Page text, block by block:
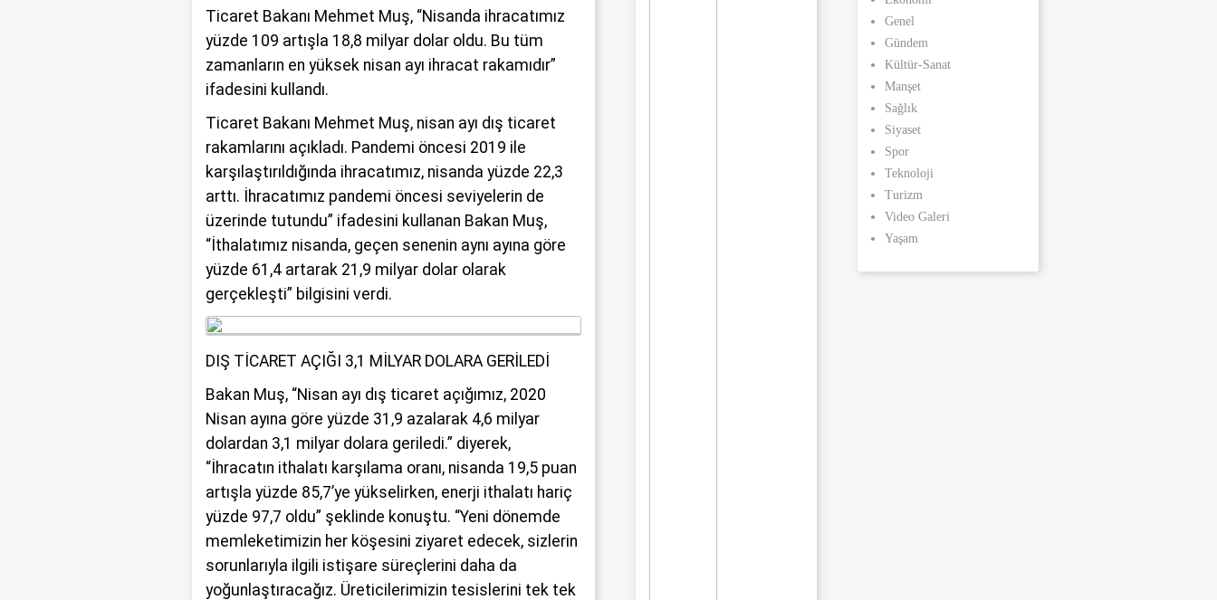
Ticaret Bakanı Mehmet Muş, “Nisanda ihracatımız
yüzde 109 artışla 18,8 milyar dolar oldu. Bu tüm
zamanların en yüksek nisan ayı ihracat rakamıdır”
ifadesini kullandı.
Ticaret Bakanı Mehmet Muş, nisan ayı dış ticaret
rakamlarını açıkladı. Pandemi öncesi 2019 ile
karşılaştırıldığında ihracatımız, nisanda yüzde 22,3
arttı. İhracatımız pandemi öncesi seviyelerin de
üzerinde tutundu” ifadesini kullanan Bakan Muş,
“İthalatımız nisanda, geçen senenin aynı ayına göre
yüzde 61,4 artarak 21,9 milyar dolar olarak
gerçekleşti” bilgisini verdi.
DIŞ TİCARET AÇIĞI 3,1 MİLYAR DOLARA GERİLEDİ
Bakan Muş, “Nisan ayı dış ticaret açığımız, 2020
Nisan ayına göre yüzde 31,9 azalarak 4,6 milyar
dolardan 3,1 milyar dolara geriledi.” diyerek,
“İhracatın ithalatı karşılama oranı, nisanda 19,5 puan
artışla yüzde 85,7’ye yükselirken, enerji ithalatı hariç
yüzde 97,7 oldu” şeklinde konuştu. “Yeni dönemde
memleketimizin her köşesini ziyaret edecek, sizlerin
sorunlarıyla ilgili istişare süreçlerini daha da
yoğunlaştıracağız. Üreticilerimizin tesislerini tek tek
Genel
Gündem
Kültür-Sanat
Manşet
Sağlık
Siyaset
Spor
Teknoloji
Turizm
Video Galeri
Yaşam